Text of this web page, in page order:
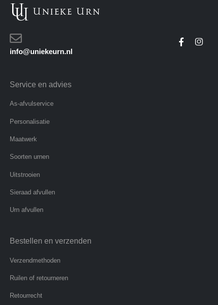
info@uniekeurn.nl
Service en advies
As-afvulservice
Personalisatie
Maatwerk
Soorten urnen
Uitstrooien
Sieraad afvullen
Urn afvullen
Bestellen en verzenden
Verzendmethoden
Ruilen of retourneren
Retourrecht